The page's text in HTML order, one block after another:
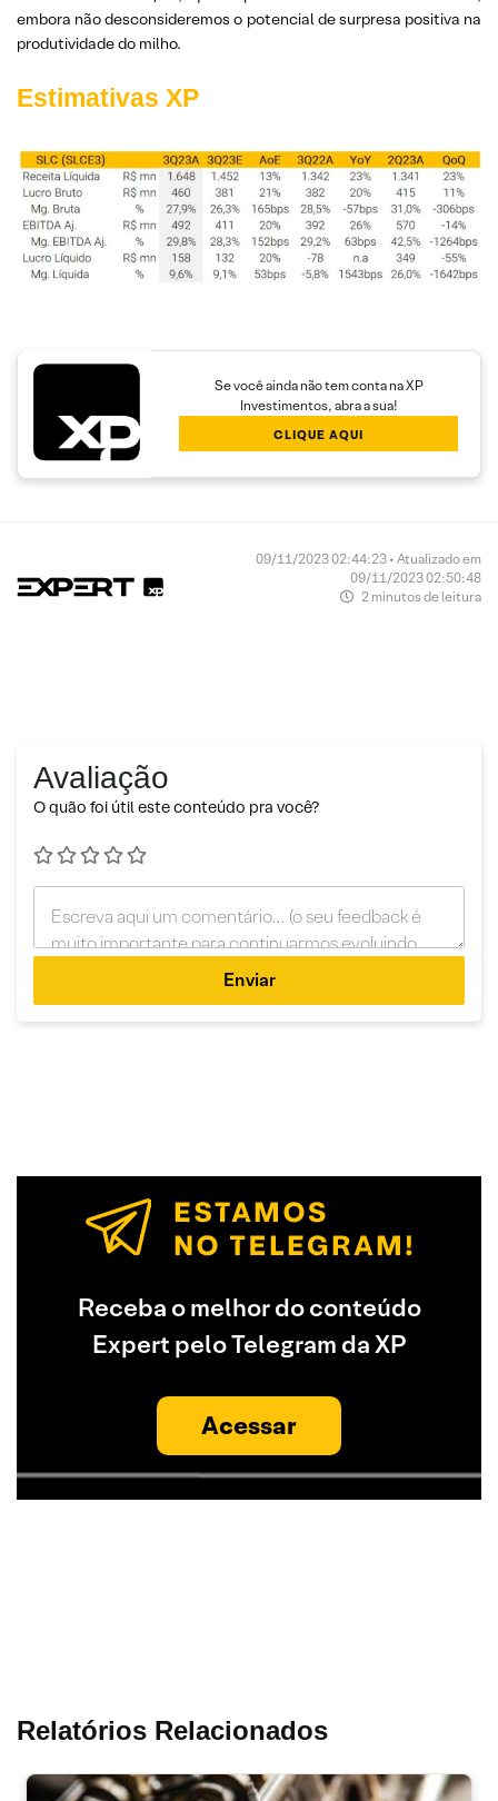
embora não desconsideremos o potencial de surpresa positiva na
produtividade do milho.
Estimativas XP
Se você ainda não tem conta na XP
Investimentos, abra a sua!
CLIQUE AQUI
09/11/2023 02:44:23 • Atualizado em
09/11/2023 02:50:48
2 minutos de leitura
Avaliação
O quão foi útil este conteúdo pra você?
Enviar
Receba o melhor do conteúdo
Expert pelo Telegram da XP
Acessar
Relatórios Relacionados